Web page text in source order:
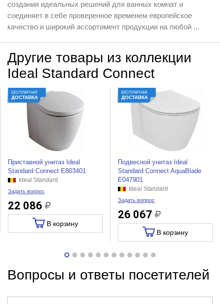
создания идеальных решений для ванных комнат и
соединяет в себе проверенное временем европейское
качество и широкий ассортимент продукции на любой ...
Другие товары из коллекции
Ideal Standard Connect
БЕСПЛАТНАЯ
ДОСТАВКА
Приставной унитаз Ideal
Standard Connect E803401
Ideal Standard
Задать вопрос
22 086
В корзину
БЕСПЛАТНАЯ
ДОСТАВКА
Подвесной унитаз Ideal
Standard Connect AquaBlade
E047901
Ideal Standard
Задать вопрос
26 067
В корзину
Вопросы и ответы посетителей